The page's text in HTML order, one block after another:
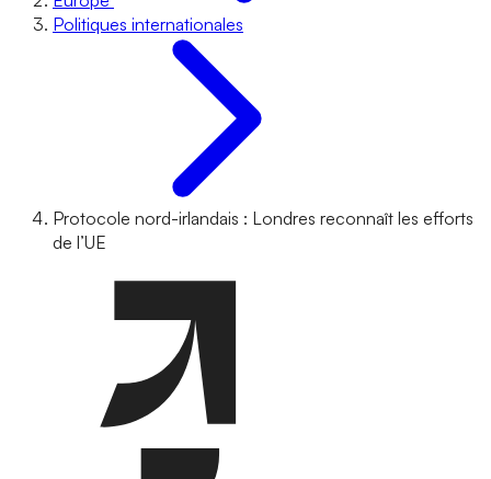
Politiques internationales
Protocole nord-irlandais : Londres reconnaît les efforts
de l’UE